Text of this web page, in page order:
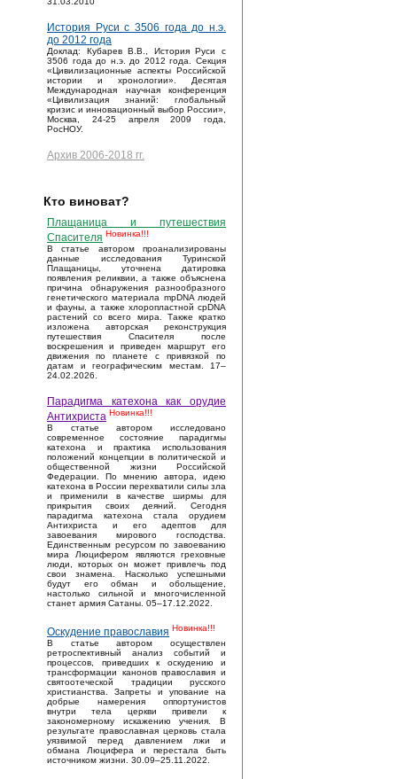
История Руси с 3506 года до н.э.
до 2012 года
Доклад: Кубарев В.В., История Руси с
3506 года до н.э. до 2012 года. Секция
«Цивилизационные аспекты Российской
истории и хронологии». Десятая
Международная научная конференция
«Цивилизация знаний: глобальный
кризис и инновационный выбор России»,
Москва, 24-25 апреля 2009 года,
РосНОУ.
Архив 2006-2018 гг.
Кто виноват?
Плащаница и путешествия
Спасителя Новинка!!!
В статье автором проанализированы
данные исследования Туринской
Плащаницы, уточнена датировка
появления реликвии, а также объяснена
причина обнаружения разнообразного
генетического материала mpDNA людей
и фауны, а также хлоропластной cpDNA
растений со всего мира. Также кратко
изложена авторская реконструкция
путешествия Спасителя после
воскрешения и приведен маршрут его
движения по планете с привязкой по
датам и географическим местам. 17–
24.02.2026.
Парадигма катехона как орудие
Антихриста Новинка!!!
В статье автором исследовано
современное состояние парадигмы
катехона и практика использования
положений концепции в политической и
общественной жизни Российской
Федерации. По мнению автора, идею
катехона в России перехватили силы зла
и применили в качестве ширмы для
прикрытия своих деяний. Сегодня
парадигма катехона стала орудием
Антихриста и его адептов для
завоевания мирового господства.
Единственным ресурсом по завоеванию
мира Люцифером являются греховные
люди, которых он может привлечь под
свои знамена. Насколько успешными
будут его обман и обольщение,
настолько сильной и многочисленной
станет армия Сатаны. 05–17.12.2022.
Оскудение православия Новинка!!!
В статье автором осуществлен
ретроспективный анализ событий и
процессов, приведших к оскудению и
трансформации канонов православия и
святоотеческой традиции русского
христианства. Запреты и упование на
добрые намерения оппортунистов
внутри тела церкви привели к
закономерному искажению учения. В
результате православная церковь стала
уязвимой перед давлением лжи и
обмана Люцифера и перестала быть
источником жизни. 30.09–25.11.2022.